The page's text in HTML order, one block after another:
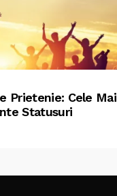
Prietenie: Cele Mai
Statusuri